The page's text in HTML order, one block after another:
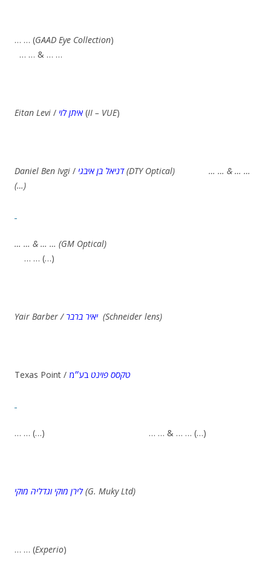
… … (GAAD Eye Collection)
… … & … …
Eitan Levi / איתן לוי (II – VUE)
Daniel Ben Ivgi / דניאל בן איבגי (DTY Optical) … … & … …
(…)
… … & … … (GM Optical)
… … (…)
Yair Barber / יאיר ברבר (Schneider lens)
Texas Point / טקסס פוינט בע״מ
… … (…) … … & … … (…)
לירן מוקי וגדליה מוקי (G. Muky Ltd)
… … (Experio)